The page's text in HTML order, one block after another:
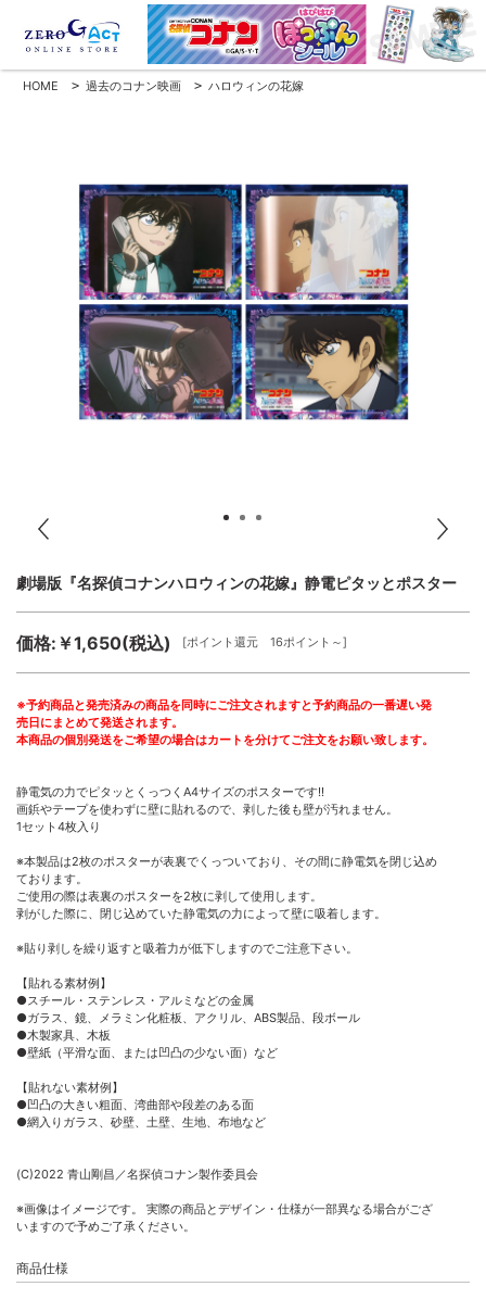
HOME > 過去のコナン映画 > ハロウィンの花嫁
劇場版『名探偵コナンハロウィンの花嫁』静電ピタッとポスター
価格:￥1,650(税込) [ポイント還元 16ポイント～]
※予約商品と発売済みの商品を同時にご注文されますと予約商品の一番遅い発
売日にまとめて発送されます。
本商品の個別発送をご希望の場合はカートを分けてご注文をお願い致します。
静電気の力でピタッとくっつくA4サイズのポスターです!!
画鋲やテープを使わずに壁に貼れるので、剥した後も壁が汚れません。
1セット4枚入り
※本製品は2枚のポスターが表裏でくっついており、その間に静電気を閉じ込め
ております。
ご使用の際は表裏のポスターを2枚に剥して使用します。
剥がした際に、閉じ込めていた静電気の力によって壁に吸着します。
※貼り剥しを繰り返すと吸着力が低下しますのでご注意下さい。
【貼れる素材例】
●スチール・ステンレス・アルミなどの金属
●ガラス、鏡、メラミン化粧板、アクリル、ABS製品、段ボール
●木製家具、木板
●壁紙（平滑な面、または凹凸の少ない面）など
【貼れない素材例】
●凹凸の大きい粗面、湾曲部や段差のある面
●網入りガラス、砂壁、土壁、生地、布地など
(C)2022 青山剛昌／名探偵コナン製作委員会
※画像はイメージです。 実際の商品とデザイン・仕様が一部異なる場合がござ
いますので予めご了承ください。
商品仕様